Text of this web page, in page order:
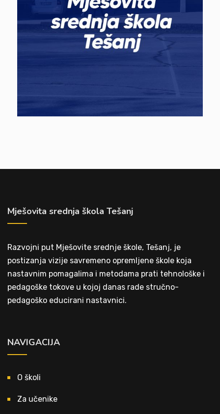
Mješovita srednja škola Tešanj
Razvojni put Mješovite srednje škole, Tešanj, je
postizanja vizije savremeno opremljene škole koja
nastavnim pomagalima i metodama prati tehnološke i
pedagoške tokove u kojoj danas rade stručno-
pedagoško educirani nastavnici.
NAVIGACIJA
O školi
Za učenike